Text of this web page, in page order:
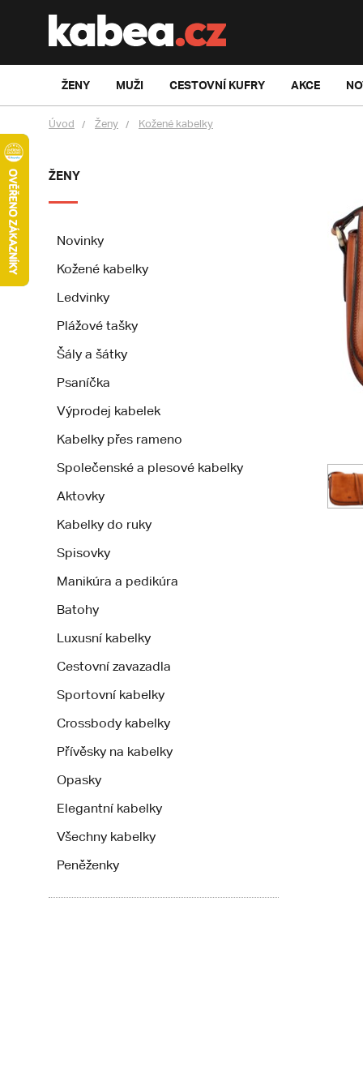
ŽENY MUŽI CESTOVNÍ KUFRY AKCE
Úvod Ženy Kožené kabelky
ŽENY
Novinky
Kožené kabelky
Ledvinky
Plážové tašky
Šály a šátky
Psaníčka
Výprodej kabelek
Kabelky přes rameno
Společenské a plesové kabelky
Aktovky
Kabelky do ruky
Spisovky
Manikúra a pedikúra
Batohy
Luxusní kabelky
Cestovní zavazadla
Sportovní kabelky
Crossbody kabelky
Přívěsky na kabelky
Opasky
Elegantní kabelky
Všechny kabelky
Peněženky